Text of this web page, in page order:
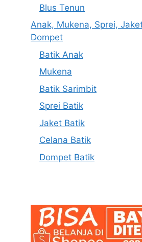
Blus Tenun
Anak, Mukena, Sprei,
Dompet
Batik Anak
Mukena
Batik Sarimbit
Sprei Batik
Jaket Batik
Celana Batik
Dompet Batik